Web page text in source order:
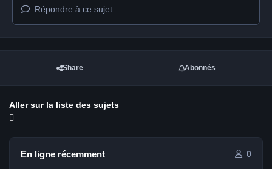
Répondre à ce sujet…
Share Abonnés
Aller sur la liste des sujets
En ligne récemment 0